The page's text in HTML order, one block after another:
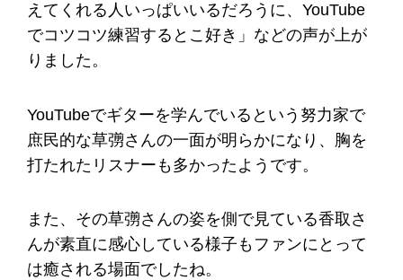
えてくれる人いっぱいいるだろうに、YouTube
でコツコツ練習するとこ好き」などの声が上が
りました。
YouTubeでギターを学んでいるという努力家で
庶民的な草彅さんの一面が明らかになり、胸を
打たれたリスナーも多かったようです。
また、その草彅さんの姿を側で見ている香取さ
んが素直に感心している様子もファンにとって
は癒される場面でしたね。